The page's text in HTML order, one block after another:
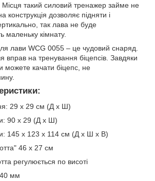
такий силовий тренажер займе не
конструкція дозволяє підняти і
так лава не буде
маленьку кімнату.
лави WCG 0055 – це чудовий снаряд.
вправ на тренування біцепсів. Завдяки
можете качати біцепс, не
29 х 29 см (Д х Ш)
90 х 29 (Д х Ш)
145 х 123 х 114 см (Д х Ш х В)
46 х 27 см
регулюється по висоті
мм